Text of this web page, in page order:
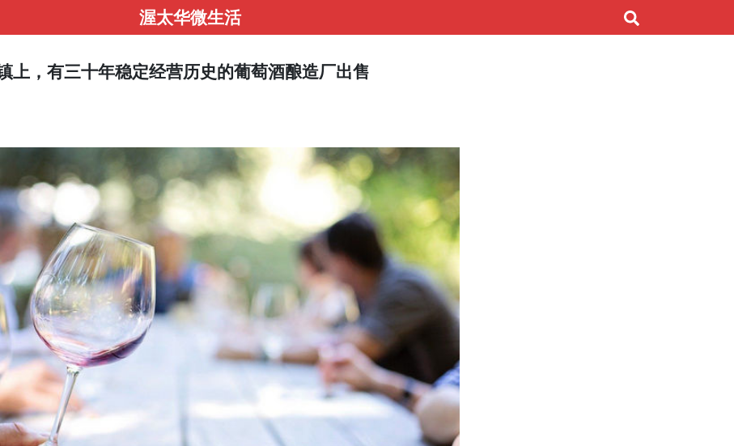
渥太华微生活
上，有三十年稳定经营历史的葡萄酒酿造厂出售